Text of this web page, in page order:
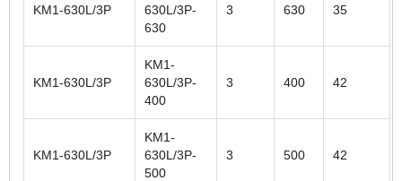
KM1-630L/3P
630L/3P-
630
3 630 35
KM1-630L/3P
KM1-
630L/3P-
400
3 400 42
KM1-630L/3P
KM1-
630L/3P-
500
3 500 42